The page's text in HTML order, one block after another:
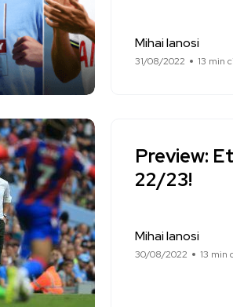
Mihai Ianosi
31/08/2022 13 min
Preview:
22/23!
Mihai Ianosi
30/08/2022 13 min